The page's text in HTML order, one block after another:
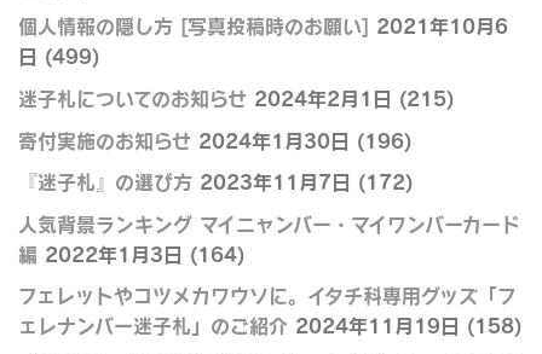
個人情報の隠し方 [写真投稿時のお願い] 2021年10月6
日 (499)
迷子札についてのお知らせ 2024年2月1日 (215)
寄付実施のお知らせ 2024年1月30日 (196)
『迷子札』の選び方 2023年11月7日 (172)
人気背景ランキング マイニャンバー・マイワンバーカード
編 2022年1月3日 (164)
フェレットやコツメカワウソに。イタチ科専用グッズ「フ
ェレナンバー迷子札」のご紹介 2024年11月19日 (158)